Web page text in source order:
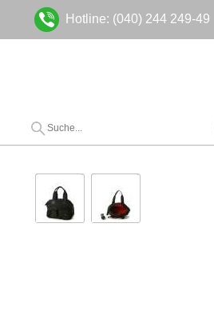
Hotline: (040) 244 249-49